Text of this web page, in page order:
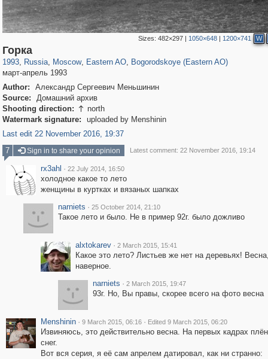
Sizes:482×297 | 1050×648 | 1200×741 W
Горка
1993, Russia, Moscow
319,716
, Eastern AO, Bogorodskoye (Eastern AO)
март-апрель 1993
Author:
Александр Сергеевич Меньшинин
Source:
Домашний архив
Shooting direction:  north
Watermark signature:
uploaded by Menshinin
Last edit 22 November 2016, 19:37
7
Sign in to share your opinion Latest comment: 22 November 2016, 19:14
rx3ahl · 22 July 2014, 16:50
холодное какое то лето
женщины в куртках и вязаных шапках
narniets · 25 October 2014, 21:10
Такое лето и было. Не в пример 92г. было дожливо
alxtokarev · 2 March 2015, 15:41
Какое это лето? Листьев же нет на деревьях!
наверное.
narniets · 2 March 2015, 19:47
93г. Но, Вы правы, скорее всего на фото весна
Menshinin · 9 March 2015, 06:16 · Edited 9 March 2015, 06:20
Извиняюсь, это действительно весна. На первых кадрах
снег.
Вот вся серия, я её сам апрелем датировал, как ни странно: